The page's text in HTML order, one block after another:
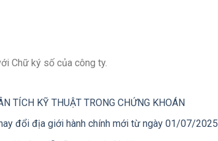
Chữ ký số của công ty.
TÍCH KỸ THUẬT TRONG CHỨNG KHOÁN
đổi địa giới hành chính mới từ ngày 01/07/2025